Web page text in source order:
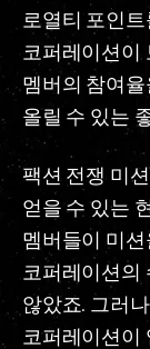
로열티 포인
코퍼레이션이
멤버의 참여
올릴 수 있는
팩션 전쟁 미
얻을 수 있는
멤버들이 미션
코퍼레이션의
않았죠. 그러
코퍼레이션이